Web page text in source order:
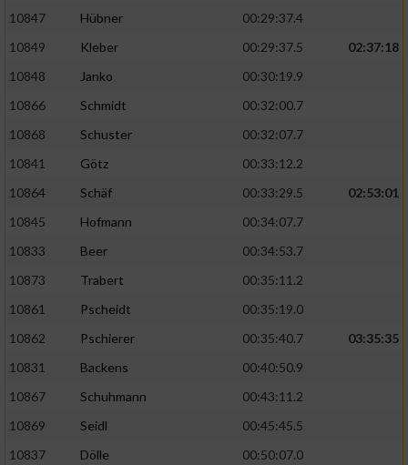
10847
Hübner
00:29:37.4
10849
Kleber 00:29:37.5
02:37:18
10848
Janko
00:30:19.9
10866
Schmidt
00:32:00.7
10868
Schuster
00:32:07.7
10841
Götz
00:33:12.2
10864
Schäf 00:33:29.5
02:53:01
10845
Hofmann
00:34:07.7
10833
Beer
00:34:53.7
10873
Trabert
00:35:11.2
10861
Pscheidt
00:35:19.0
10862
Pschierer 00:35:40.7
03:35:35
10831
Backens
00:40:50.9
10867
Schuhmann
00:43:11.2
10869
Seidl
00:45:45.5
10837
Dölle 00:50:07.0